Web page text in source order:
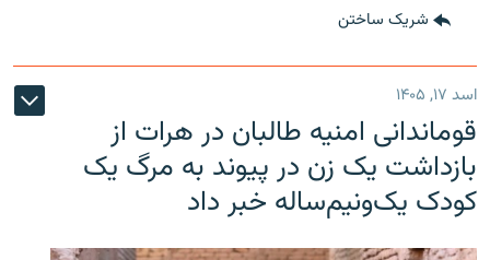
شریک ساختن
اسد ۱۷, ۱۴۰۵
قوماندانی امنیه طالبان در هرات از
بازداشت یک زن در پیوند به مرگ یک
کودک یک‌ونیم‌ساله خبر داد